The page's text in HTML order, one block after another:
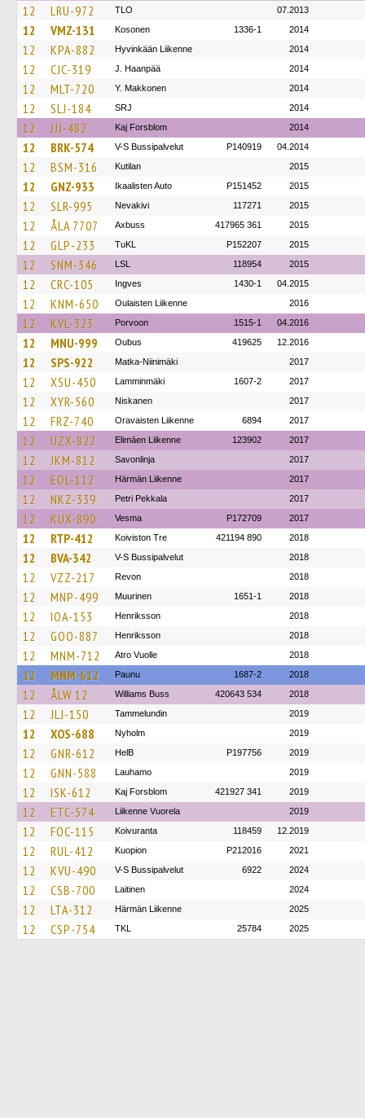
12 LRU-972 TLO 07.2013
12 VMZ-131 Kosonen 1336-1 2014
12 KPA-882 Hyvinkään Liikenne 2014
12 CJC-319 J. Haanpää 2014
12 MLT-720 Y. Makkonen 2014
12 SLJ-184 SRJ 2014
12 JJJ-482 Kaj Forsblom 2014
12 BRK-574 V-S Bussipalvelut P140919 04.2014
12 BSM-316 Kutilan 2015
12 GNZ-933 Ikaalisten Auto P151452 2015
12 SLR-995 Nevakivi 117271 2015
12 ÅLA 7707 Axbuss 417965 361 2015
12 GLP-233 TuKL P152207 2015
12 SNM-346 LSL 118954 2015
12 CRC-105 Ingves 1430-1 04.2015
12 KNM-650 Oulaisten Liikenne 2016
12 KVL-323 Porvoon 1515-1 04.2016
12 MNU-999 Oubus 419625 12.2016
12 SPS-922 Matka-Niinimäki 2017
12 XSU-450 Lamminmäki 1607-2 2017
12 XYR-560 Niskanen 2017
12 FRZ-740 Oravaisten Liikenne 6894 2017
12 UZX-822 Elimäen Liikenne 123902 2017
12 JKM-812 Savonlinja 2017
12 EOL-112 Härmän Liikenne 2017
12 NKZ-339 Petri Pekkala 2017
12 KUX-890 Vesma P172709 2017
12 RTP-412 Koiviston Tre 421194 890 2018
12 BVA-342 V-S Bussipalvelut 2018
12 VZZ-217 Revon 2018
12 MNP-499 Muurinen 1651-1 2018
12 IOA-153 Henriksson 2018
12 GOO-887 Henriksson 2018
12 MNM-712 Atro Vuolle 2018
12 MNM-612 Paunu 1687-2 2018
12 ÅLW 12 Williams Buss 420643 534 2018
12 JLJ-150 Tammelundin 2019
12 XOS-688 Nyholm 2019
12 GNR-612 HelB P197756 2019
12 GNN-588 Lauhamo 2019
12 ISK-612 Kaj Forsblom 421927 341 2019
12 ETC-574 Liikenne Vuorela 2019
12 FOC-115 Koivuranta 118459 12.2019
12 RUL-412 Kuopion P212016 2021
12 KVU-490 V-S Bussipalvelut 6922 2024
12 CSB-700 Laitinen 2024
12 LTA-312 Härmän Liikenne 2025
12 CSP-754 TKL 25784 2025